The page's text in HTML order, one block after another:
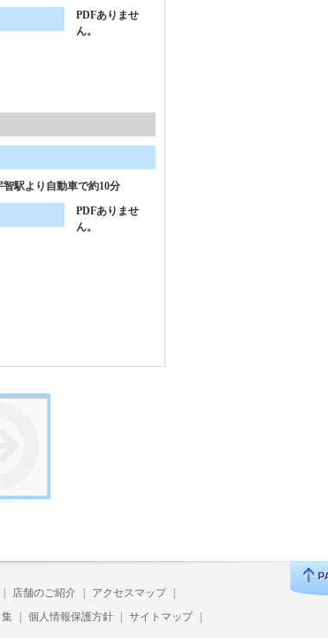
PDFありませ
ん。
智駅より自動車で約10分
PDFありませ
ん。
店舗のご紹介 アクセスマップ
集 個人情報保護方針 サイトマップ